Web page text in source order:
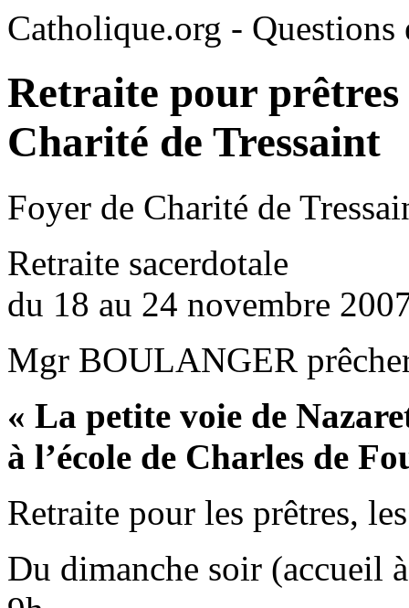
Catholique.org - Questions
Retraite pour prêtres
Charité de Tressaint
Foyer de Charité de
Retraite sacerdotale
du 18 au 24 novembre
Mgr BOULANGER
« La petite voie de
à l’école de Charles de
Retraite pour les prêtres,
Du dimanche soir (accueil